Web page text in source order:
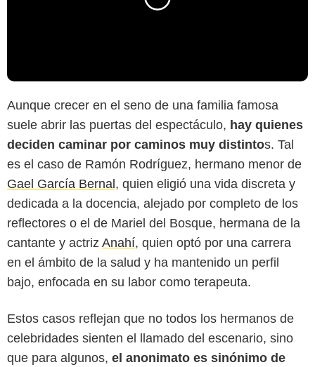
Aunque crecer en el seno de una familia famosa
suele abrir las puertas del espectáculo, hay quienes
deciden caminar por caminos muy distintos. Tal
es el caso de Ramón Rodríguez, hermano menor de
Gael García Bernal, quien eligió una vida discreta y
dedicada a la docencia, alejado por completo de los
reflectores o el de Mariel del Bosque, hermana de la
cantante y actriz Anahí, quien optó por una carrera
en el ámbito de la salud y ha mantenido un perfil
bajo, enfocada en su labor como terapeuta.
Estos casos reflejan que no todos los hermanos de
celebridades sienten el llamado del escenario, sino
que para algunos, el anonimato es sinónimo de